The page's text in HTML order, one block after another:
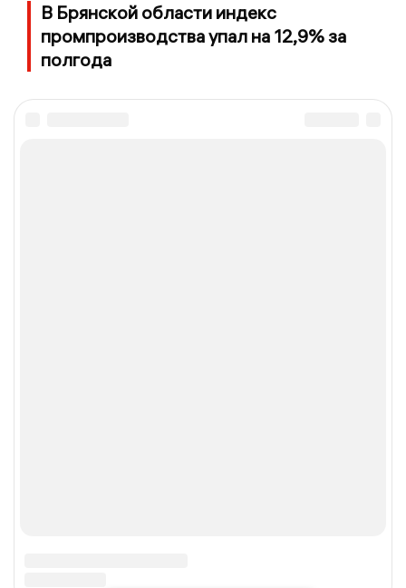
В Брянской области индекс
промпроизводства упал на 12,9% за
полгода